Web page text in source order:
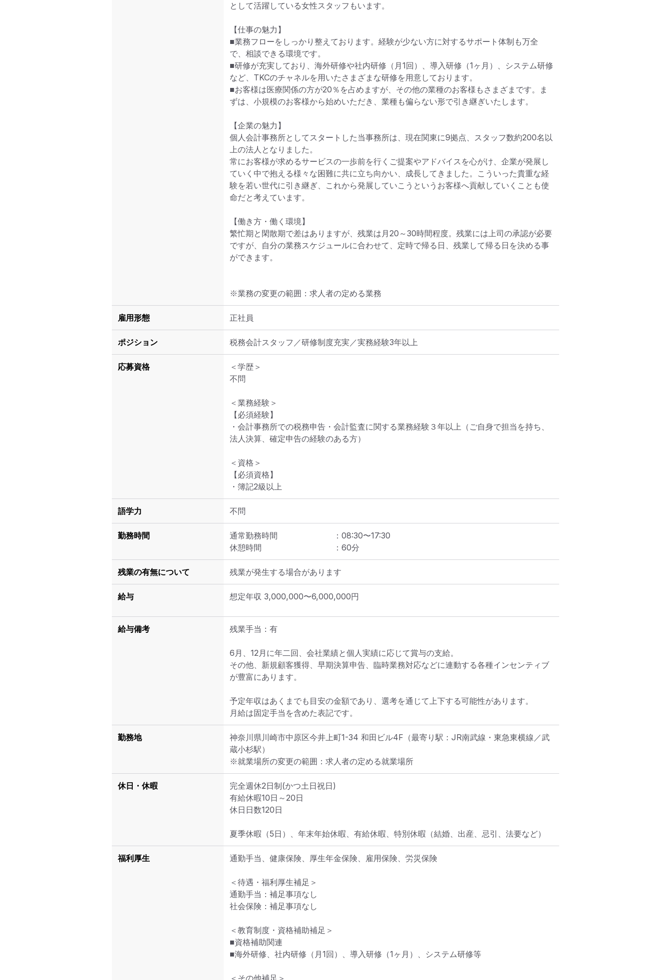
として活躍している女性スタッフもいます。
【仕事の魅力】
■業務フローをしっかり整えております。経験が少ない方に対するサポート体制も万全
で、相談できる環境です。
■研修が充実しており、海外研修や社内研修（月1回）、導入研修（1ヶ月）、システム研修
など、TKCのチャネルを用いたさまざまな研修を用意しております。
■お客様は医療関係の方が20％を占めますが、その他の業種のお客様もさまざまです。ま
ずは、小規模のお客様から始めいただき、業種も偏らない形で引き継ぎいたします。
【企業の魅力】
個人会計事務所としてスタートした当事務所は、現在関東に9拠点、スタッフ数約200名以
上の法人となりました。
常にお客様が求めるサービスの一歩前を行くご提案やアドバイスを心がけ、企業が発展し
ていく中で抱える様々な困難に共に立ち向かい、成長してきました。こういった貴重な経
験を若い世代に引き継ぎ、これから発展していこうというお客様へ貢献していくことも使
命だと考えています。
【働き方・働く環境】
繁忙期と閑散期で差はありますが、残業は月20～30時間程度。残業には上司の承認が必要
ですが、自分の業務スケジュールに合わせて、定時で帰る日、残業して帰る日を決める事
ができます。
※業務の変更の範囲：求人者の定める業務
雇用形態 正社員
ポジション 税務会計スタッフ／研修制度充実／実務経験3年以上
応募資格
＜学歴＞
不問
＜業務経験＞
【必須経験】
・会計事務所での税務申告・会計監査に関する業務経験３年以上（ご自身で担当を持ち、
法人決算、確定申告の経験のある方）
＜資格＞
【必須資格】
・簿記2級以上
語学力 不問
勤務時間 通常勤務時間 ： 08:30〜17:30
休憩時間
： 60分
残業の有無について 残業が発生する場合があります
給与 想定年収 3,000,000〜6,000,000円
給与備考 残業手当：有
6月、12月に年二回、会社業績と個人実績に応じて賞与の支給。
その他、新規顧客獲得、早期決算申告、臨時業務対応などに連動する各種インセンティブ
が豊富にあります。
予定年収はあくまでも目安の金額であり、選考を通じて上下する可能性があります。
月給は固定手当を含めた表記です。
勤務地 神奈川県川崎市中原区今井上町1-34 和田ビル4F （最寄り駅：JR南武線・東急東横線／武
蔵小杉駅）
※就業場所の変更の範囲：求人者の定める就業場所
休日・休暇
完全週休2日制(かつ土日祝日)
有給休暇10日～20日
休日日数120日
夏季休暇（5日）、年末年始休暇、有給休暇、特別休暇（結婚、出産、忌引、法要など）
福利厚生 通勤手当、健康保険、厚生年金保険、雇用保険、労災保険
＜待遇・福利厚生補足＞
通勤手当：補足事項なし
社会保険：補足事項なし
＜教育制度・資格補助補足＞
■資格補助関連
■海外研修、社内研修（月1回）、導入研修（1ヶ月）、システム研修等
＜その他補足＞